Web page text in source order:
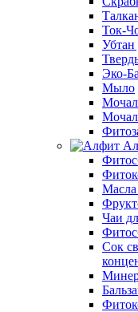
Ток-
Убтан
Эко-
Мыло
Масла
Чаи
Сок